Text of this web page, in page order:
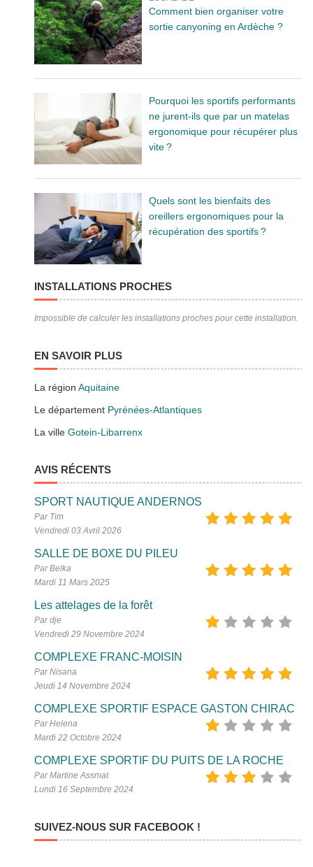
Comment bien organiser votre
sortie canyoning en Ardèche ?
Pourquoi les sportifs performants
ne jurent-ils que par un matelas
ergonomique pour récupérer plus
vite ?
Quels sont les bienfaits des
oreillers ergonomiques pour la
récupération des sportifs ?
INSTALLATIONS PROCHES
Impossible de calculer les installations proches pour cette installation.
EN SAVOIR PLUS
La régionAquitaine
Le département Pyrénées-Atlantiques
La villeGotein-Libarrenx
AVIS RÉCENTS
SPORT NAUTIQUE ANDERNOS
Par Tim
Vendredi 03 Avril 2026
SALLE DE BOXE DU PILEU
Par Belka
Mardi 11 Mars 2025
Les attelages de la forêt
Par dje
Vendredi 29 Novembre 2024
COMPLEXE FRANC-MOISIN
Par Nisana
Jeudi 14 Novembre 2024
COMPLEXE SPORTIF ESPACE GASTON CHIRAC
Par Helena
Mardi 22 Octobre 2024
COMPLEXE SPORTIF DU PUITS DE LA ROCHE
Par Martine Assmat
Lundi 16 Septembre 2024
SUIVEZ-NOUS SUR FACEBOOK !